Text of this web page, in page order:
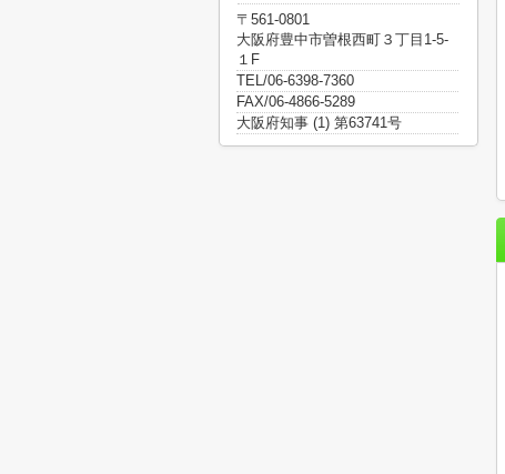
〒561-0801
大阪府豊中市曽根西町３丁目1-5-
１F
TEL/06-6398-7360
FAX/06-4866-5289
大阪府知事 (1) 第63741号